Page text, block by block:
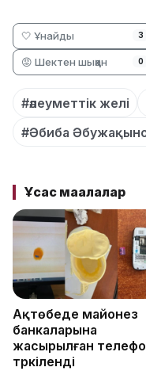
🤍 Ұнайды 3
😡 Шектен шыққан 0
#әлеуметтік желі
#Әбиба
Ұқсас мақалалар
Ақтөбеде майонез
банкаларына
жасырылған
тәркіленді